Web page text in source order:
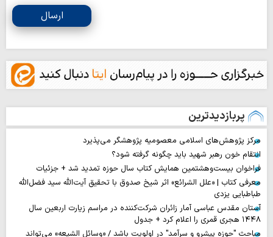
ارسال
پربازدیدترین
مرکز پژوهش‌های اسلامی معصومیه پژوهشگر می‌پذیرد
انتقام خون رهبر شهید باید چگونه گرفته شود؟
فراخوان بیست‌وهشتمین همایش کتاب سال حوزه تمدید شد + جزئیات
معرفی کتاب | «علل الشرائع» اثر شیخ صدوق با تحقیق آیت‌الله سید فضل‌الله
طباطبایی یزدی
آستان مقدس عباسی آمار زائران شرکت‌کننده در مراسم زیارت اربعین سال
۱۴۴۸ هجری قمری را اعلام کرد + جدول
مباحث "حوزه پیشرو و سرآمد" در اولویت باشد / «وسائل الشیعه» می‌تواند